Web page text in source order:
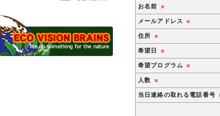
お名前 ※
メールアドレス ※
住所 ※
希望日 ※
希望プログラム ※
人数 ※
当日連絡の取れる電話番号